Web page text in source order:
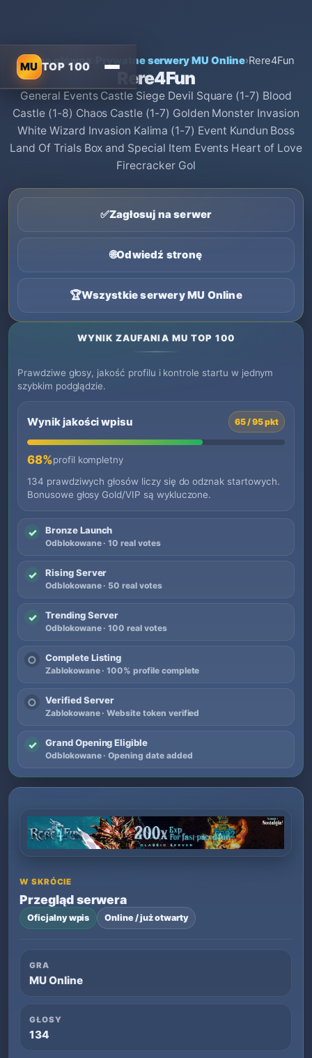
MU TOP 100
Strona główna Prywatne serwery MU Online›Rere4Fun
Rere4Fun
General Events Castle Siege Devil Square (1-7) Blood
Castle (1-8) Chaos Castle (1-7) Golden Monster Invasion
White Wizard Invasion Kalima (1-7) Event Kundun Boss
Land Of Trials Box and Special Item Events Heart of Love
Firecracker Gol
✅Zagłosuj na serwer
🌐Odwiedź stronę
🏆Wszystkie serwery MU Online
WYNIK ZAUFANIA MU TOP 100
Prawdziwe głosy, jakość profilu i kontrole startu w jednym
szybkim podglądzie.
Wynik jakości wpisu 65 / 95 pkt
68%profil kompletny
134 prawdziwych głosów liczy się do odznak startowych.
Bonusowe głosy Gold/VIP są wykluczone.
✓ Bronze Launch
Odblokowane · 10 real votes
✓ Rising Server
Odblokowane · 50 real votes
✓ Trending Server
Odblokowane · 100 real votes
○ Complete Listing
Zablokowane · 100% profile complete
○ Verified Server
Zablokowane · Website token verified
✓ Grand Opening Eligible
Odblokowane · Opening date added
W SKRÓCIE
Przegląd serwera
Oficjalny wpis Online / już otwarty
GRA
MU Online
GŁOSY
134